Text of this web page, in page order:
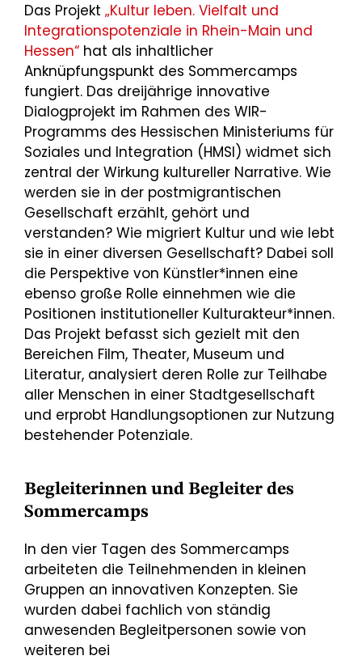
Das Projekt „Kultur leben. Vielfalt und
Integrationspotenziale in Rhein-Main und
Hessen“ hat als inhaltlicher
Anknüpfungspunkt des Sommercamps
fungiert. Das dreijährige innovative
Dialogprojekt im Rahmen des WIR-
Programms des Hessischen Ministeriums für
Soziales und Integration (HMSI) widmet sich
zentral der Wirkung kultureller Narrative. Wie
werden sie in der postmigrantischen
Gesellschaft erzählt, gehört und
verstanden? Wie migriert Kultur und wie lebt
sie in einer diversen Gesellschaft? Dabei soll
die Perspektive von Künstler*innen eine
ebenso große Rolle einnehmen wie die
Positionen institutioneller Kulturakteur*innen.
Das Projekt befasst sich gezielt mit den
Bereichen Film, Theater, Museum und
Literatur, analysiert deren Rolle zur Teilhabe
aller Menschen in einer Stadtgesellschaft
und erprobt Handlungsoptionen zur Nutzung
bestehender Potenziale.
Begleiterinnen und Begleiter des
Sommercamps
In den vier Tagen des Sommercamps
arbeiteten die Teilnehmenden in kleinen
Gruppen an innovativen Konzepten. Sie
wurden dabei fachlich von ständig
anwesenden Begleitpersonen sowie von
weiteren bei